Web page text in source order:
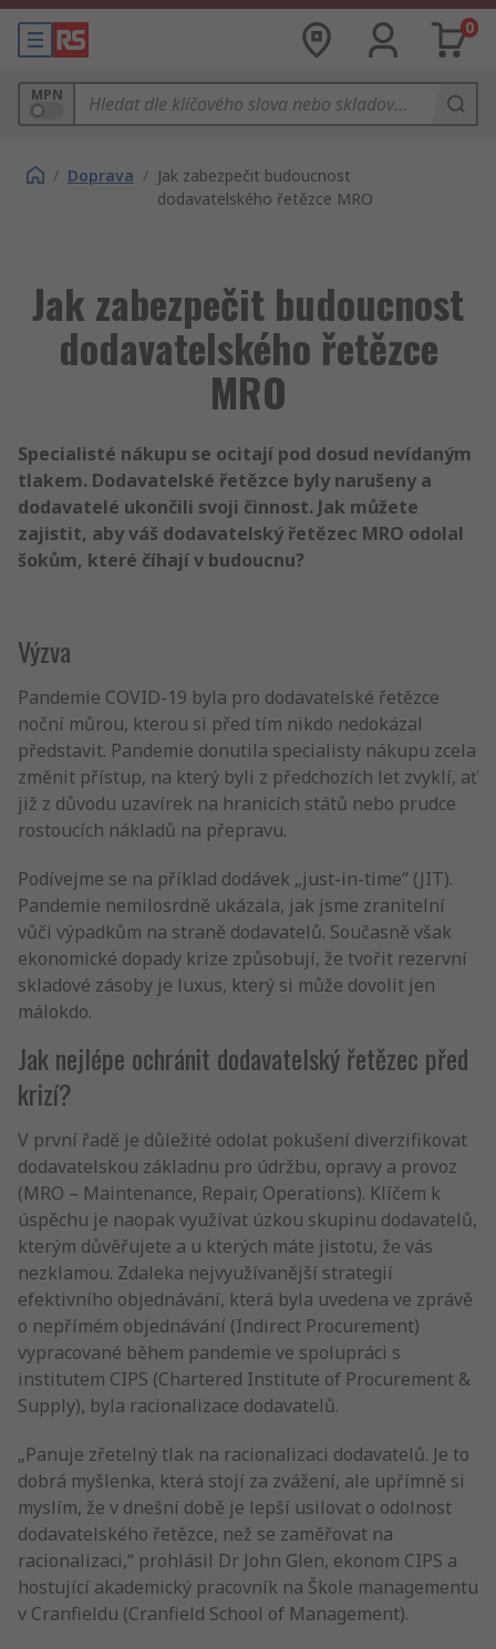
0
MPN
/ Doprava / Jak zabezpečit budoucnost
dodavatelského řetězce MRO
Jak zabezpečit budoucnost
dodavatelského řetězce
MRO
Specialisté nákupu se ocitají pod dosud nevídaným
tlakem. Dodavatelské řetězce byly narušeny a
dodavatelé ukončili svoji činnost. Jak můžete
zajistit, aby váš dodavatelský řetězec MRO odolal
šokům, které číhají v budoucnu?
Výzva
Pandemie COVID-19 byla pro dodavatelské řetězce
noční můrou, kterou si před tím nikdo nedokázal
představit. Pandemie donutila specialisty nákupu zcela
změnit přístup, na který byli z předchozích let zvyklí, ať
již z důvodu uzavírek na hranicích států nebo prudce
rostoucích nákladů na přepravu.
Podívejme se na příklad dodávek „just-in-time“ (JIT).
Pandemie nemilosrdně ukázala, jak jsme zranitelní
vůči výpadkům na straně dodavatelů. Současně však
ekonomické dopady krize způsobují, že tvořit rezervní
skladové zásoby je luxus, který si může dovolit jen
málokdo.
Jak nejlépe ochránit dodavatelský řetězec před
krizí?
V první řadě je důležité odolat pokušení diverzifikovat
dodavatelskou základnu pro údržbu, opravy a provoz
(MRO – Maintenance, Repair, Operations). Klíčem k
úspěchu je naopak využívat úzkou skupinu dodavatelů,
kterým důvěřujete a u kterých máte jistotu, že vás
nezklamou. Zdaleka nejvyužívanější strategií
efektivního objednávání, která byla uvedena ve zprávě
o nepřímém objednávání (Indirect Procurement)
vypracované během pandemie ve spolupráci s
institutem CIPS (Chartered Institute of Procurement &
Supply), byla racionalizace dodavatelů.
„Panuje zřetelný tlak na racionalizaci dodavatelů. Je to
dobrá myšlenka, která stojí za zvážení, ale upřímně si
myslím, že v dnešní době je lepší usilovat o odolnost
dodavatelského řetězce, než se zaměřovat na
racionalizaci,“ prohlásil Dr John Glen, ekonom CIPS a
hostující akademický pracovník na Škole managementu
v Cranfieldu (Cranfield School of Management).